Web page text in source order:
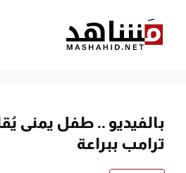
المحتوى
بالفيديو .. طفل يمنى
ترامب ببراعة